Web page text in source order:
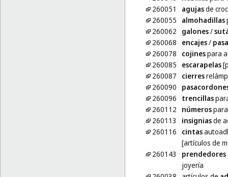
260051
agujasde
260055
almohadillas
260062
galones/
260068
encajes/
260078
cojinespara
260085
escarapelas
260087
cierres
260090
260096
trencillas
260112
númerospara
260113
insigniasde
260116
cintas
[artículos de
260143
prendedores
joyería